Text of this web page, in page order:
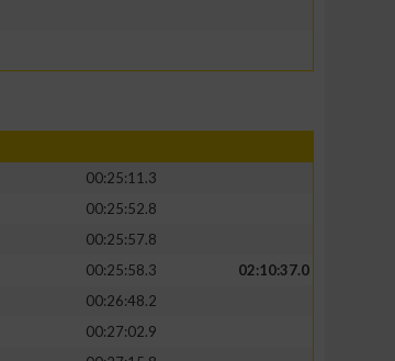
00:25:11.3
00:25:52.8
00:25:57.8
00:25:58.3
02:10:37.0
00:26:48.2
00:27:02.9